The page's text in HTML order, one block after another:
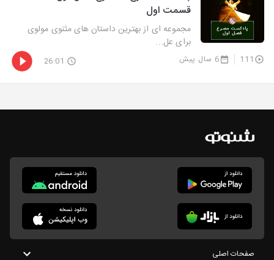
قسمت اول
مجموعه ای از بهترین داستان های مثنوی مولوی
برای عل...
111 6 سال پیش 26:01
صفحات اصلی